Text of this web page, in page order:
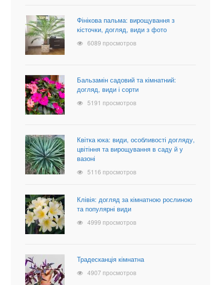
Фінікова пальма: вирощування з
кісточки, догляд, види з фото
6089 просмотров
Бальзамін садовий та кімнатний:
догляд, види і сорти
5191 просмотров
Квітка юка: види, особливості догляду,
цвітіння та вирощування в саду й у
вазоні
5116 просмотров
Клівія: догляд за кімнатною рослиною
та популярні види
4999 просмотров
Традесканція кімнатна
4907 просмотров